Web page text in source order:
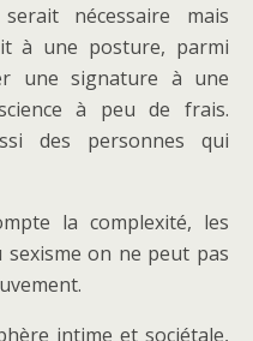
nécessaire mais
à une posture, parmi
une signature à une
à peu de frais.
des personnes qui
la complexité, les
on ne peut pas
intime et sociétale,